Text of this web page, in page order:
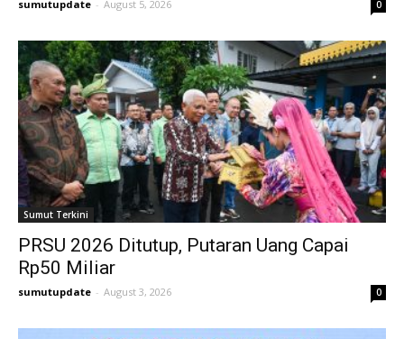
sumutupdate - August 5, 2026 0
Sumut Terkini
PRSU 2026 Ditutup, Putaran Uang Capai
Rp50 Miliar
sumutupdate - August 3, 2026 0